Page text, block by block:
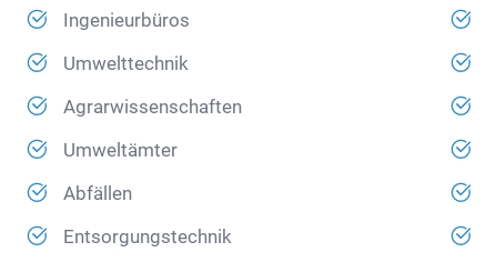
Ingenieurbüros
Umwelttechnik
Agrarwissenschaften
Umweltämter
Abfällen
Entsorgungstechnik